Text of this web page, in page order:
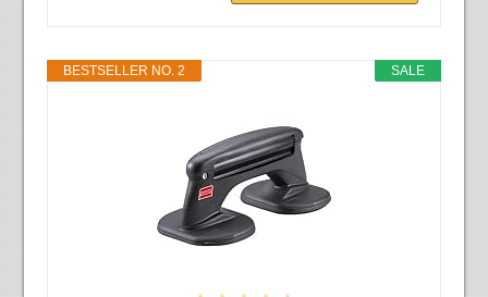
SALE
BESTSELLER NO. 2